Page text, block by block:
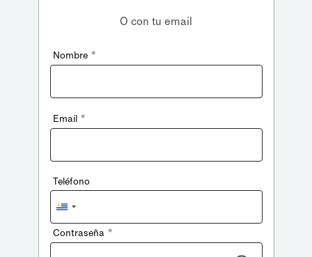
O con tu email
Nombre *
Email *
Teléfono
Uruguay
+598
Contraseña *